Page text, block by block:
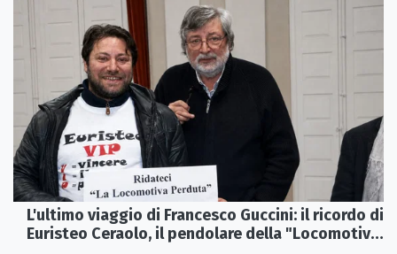
L'ultimo viaggio di Francesco Guccini: il ricordo di
Euristeo Ceraolo, il pendolare della "Locomotiva